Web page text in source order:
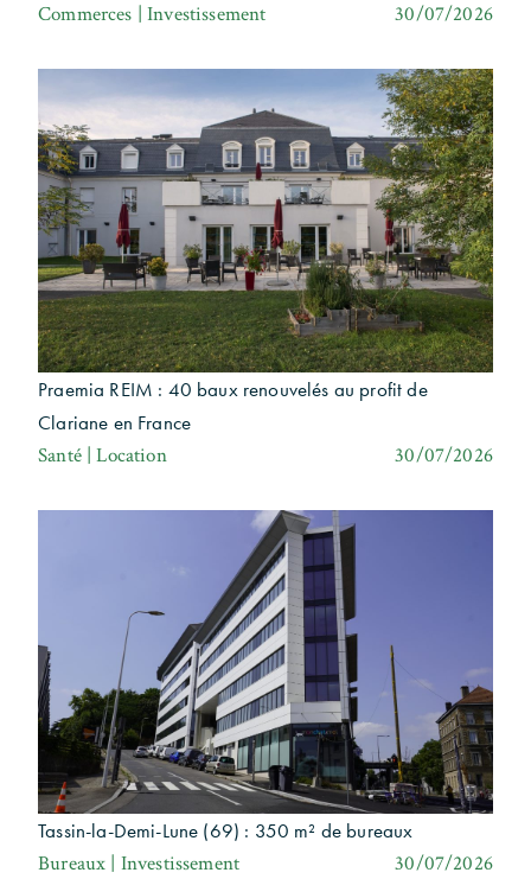
Commerces | Investissement 30/07/2026
Praemia REIM : 40 baux renouvelés au profit de
Clariane en France
Santé | Location 30/07/2026
Tassin-la-Demi-Lune (69) : 350 m² de bureaux
Bureaux | Investissement 30/07/2026